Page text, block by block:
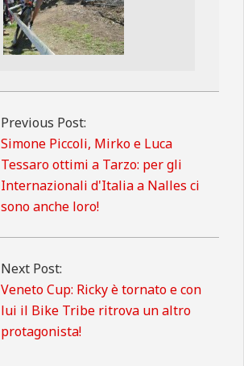
Previous Post:
Simone Piccoli, Mirko e Luca
Tessaro ottimi a Tarzo: per gli
Internazionali d'Italia a Nalles ci
sono anche loro!
Next Post:
Veneto Cup: Ricky è tornato e con
lui il Bike Tribe ritrova un altro
protagonista!